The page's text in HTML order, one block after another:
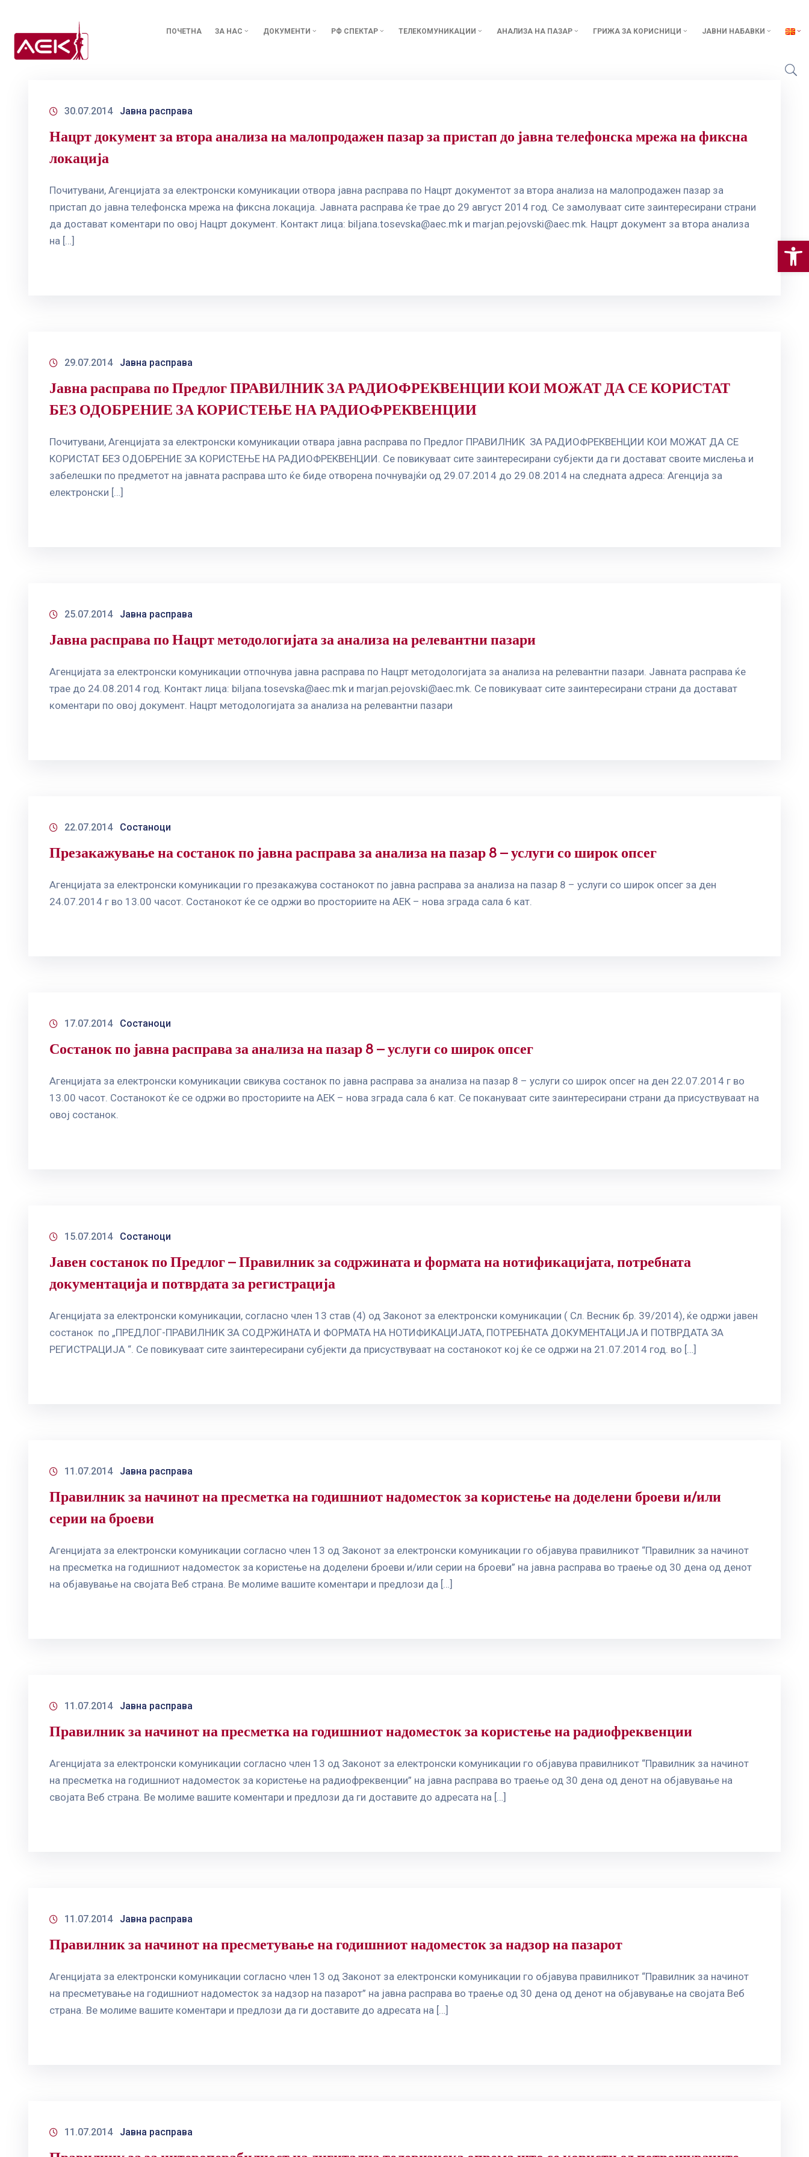
ПОЧЕТНА ЗА НАС ДОКУМЕНТИ РФ СПЕКТАР ТЕЛЕКОМУНИКАЦИИ АНАЛИЗА НА ПАЗАР ГРИЖА ЗА КОРИСНИЦИ ЈАВНИ НАБАВКИ
30.07.2014 Јавна расправа
Нацрт документ за втора анализа на малопродажен пазар за пристап до јавна телефонска мрежа на фиксна
локација
Почитувани, Агенцијата за електронски комуникации отвора јавна расправа по Нацрт документот за втора анализа на малопродажен пазар за
пристап до јавна телефонска мрежа на фиксна локација. Јавната расправа ќе трае до 29 август 2014 год. Се замолуваат сите заинтересирани страни
да достават коментари по овој Нацрт документ. Контакт лица: biljana.tosevska@aec.mk и marjan.pejovski@aec.mk. Нацрт документ за втора анализа
на […]
29.07.2014 Јавна расправа
Јавна расправа по Предлог ПРАВИЛНИК ЗА РАДИОФРЕКВЕНЦИИ КОИ МОЖАТ ДА СЕ КОРИСТАТ
БЕЗ ОДОБРЕНИЕ ЗА КОРИСТЕЊЕ НА РАДИОФРЕКВЕНЦИИ
Почитувани, Агенцијата за електронски комуникации отвара јавна расправа по Предлог ПРАВИЛНИК ЗА РАДИОФРЕКВЕНЦИИ КОИ МОЖАТ ДА СЕ
КОРИСТАТ БЕЗ ОДОБРЕНИЕ ЗА КОРИСТЕЊЕ НА РАДИОФРЕКВЕНЦИИ. Се повикуваат сите заинтересирани субјекти да ги достават своите мислења и
забелешки по предметот на јавната расправа што ќе биде отворена почнувајќи од 29.07.2014 до 29.08.2014 на следната адреса: Агенција за
електронски […]
25.07.2014 Јавна расправа
Јавна расправа по Нацрт методологијата за анализа на релевантни пазари
Агенцијата за електронски комуникации отпочнува јавна расправа по Нацрт методологијата за анализа на релевантни пазари. Јавната расправа ќе
трае до 24.08.2014 год. Контакт лица: biljana.tosevska@aec.mk и marjan.pejovski@aec.mk. Се повикуваат сите заинтересирани страни да достават
коментари по овој документ. Нацрт методологијата за анализа на релевантни пазари
22.07.2014 Состаноци
Презакажување на состанок по јавна расправа за анализа на пазар 8 – услуги со широк опсег
Агенцијата за електронски комуникации го презакажува состанокот по јавна расправа за анализа на пазар 8 – услуги со широк опсег за ден
24.07.2014 г во 13.00 часот. Состанокот ќе се одржи во просториите на АЕК – нова зграда сала 6 кат.
17.07.2014 Состаноци
Состанок по јавна расправа за анализа на пазар 8 – услуги со широк опсег
Агенцијата за електронски комуникации свикува состанок по јавна расправа за анализа на пазар 8 – услуги со широк опсег на ден 22.07.2014 г во
13.00 часот. Состанокот ќе се одржи во просториите на АЕК – нова зграда сала 6 кат. Се покануваат сите заинтересирани страни да присуствуваат на
овој состанок.
15.07.2014 Состаноци
Јавен состанок по Предлог – Правилник за содржината и формата на нотификацијата, потребната
документација и потврдата за регистрација
Агенцијата за електронски комуникации, согласно член 13 став (4) од Законот за електронски комуникации ( Сл. Весник бр. 39/2014), ќе одржи јавен
состанок по „ПРЕДЛОГ-ПРАВИЛНИК ЗА СОДРЖИНАТА И ФОРМАТА НА НОТИФИКАЦИЈАТА, ПОТРЕБНАТА ДОКУМЕНТАЦИЈА И ПОТВРДАТА ЗА
РЕГИСТРАЦИЈА “. Се повикуваат сите заинтересирани субјекти да присуствуваат на состанокот кој ќе се одржи на 21.07.2014 год. во […]
11.07.2014 Јавна расправа
Правилник за начинот на пресметка на годишниот надоместок за користење на доделени броеви и/или
серии на броеви
Агенцијата за електронски комуникации согласно член 13 од Законот за електронски комуникации го објавува правилникот “Правилник за начинот
на пресметка на годишниот надоместок за користење на доделени броеви и/или серии на броеви” на јавна расправа во траење од 30 дена од денот
на објавување на својата Веб страна. Ве молиме вашите коментари и предлози да […]
11.07.2014 Јавна расправа
Правилник за начинот на пресметка на годишниот надоместок за користење на радиофреквенции
Агенцијата за електронски комуникации согласно член 13 од Законот за електронски комуникации го објавува правилникот “Правилник за начинот
на пресметка на годишниот надоместок за користење на радиофреквенции” на јавна расправа во траење од 30 дена од денот на објавување на
својата Веб страна. Ве молиме вашите коментари и предлози да ги доставите до адресата на […]
11.07.2014 Јавна расправа
Правилник за начинот на пресметување на годишниот надоместок за надзор на пазарот
Агенцијата за електронски комуникации согласно член 13 од Законот за електронски комуникации го објавува правилникот “Правилник за начинот
на пресметување на годишниот надоместок за надзор на пазарот” на јавна расправа во траење од 30 дена од денот на објавување на својата Веб
страна. Ве молиме вашите коментари и предлози да ги доставите до адресата на […]
11.07.2014 Јавна расправа